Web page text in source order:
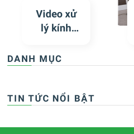
lóa, ố mốc
Video xử
lý kính
xe bán tải
DANH MỤC
TIN TỨC NỔI BẬT